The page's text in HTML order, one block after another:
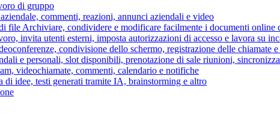
di gruppo
commenti, reazioni, annunci aziendali e video
file Archiviare, condividere e modificare facilmente i documenti online
invita utenti esterni, imposta autorizzazioni di accesso e lavora su
condivisione dello schermo, registrazione delle chiamate
e personali, slot disponibili, prenotazione di sale riunioni,
videochiamate, commenti, calendario e notifiche
di idee, testi generati tramite IA, brainstorming e altro